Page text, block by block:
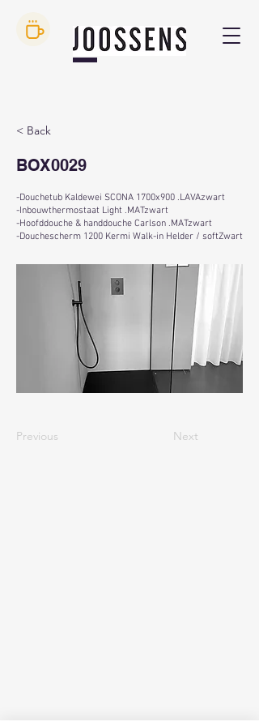
< Back
BOX0029
-Douchetub Kaldewei SCONA 1700x900 .LAVAzwart
-Inbouwthermostaat Light .MATzwart
-Hoofddouche & handdouche Carlson .MATzwart
-Douchescherm 1200 Kermi Walk-in Helder / softZwart
Previous Next